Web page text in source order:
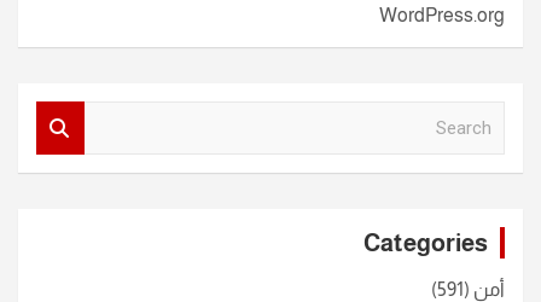
WordPress.org
Categories
أمن (591)